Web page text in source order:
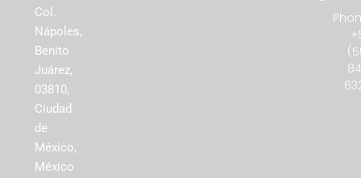
Col.
Nápoles,
Benito
Juárez,
03810,
Ciudad
de
México,
México